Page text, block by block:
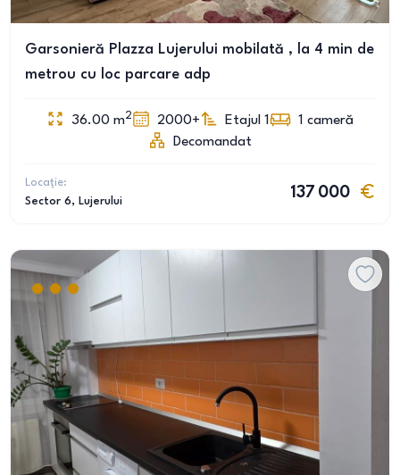
Garsonieră Plazza Lujerului mobilată , la 4 min de
metrou cu loc parcare adp
36.00 m2 2000+ Etajul 1 1 cameră
Decomandat
Locație:
Sector 6, Lujerului
137 000